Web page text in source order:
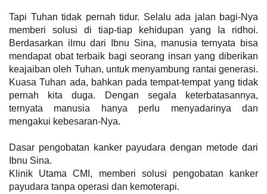
Tapi Tuhan tidak pernah tidur. Selalu ada jalan bagi-Nya
memberi solusi di tiap-tiap kehidupan yang Ia ridhoi.
Berdasarkan ilmu dari Ibnu Sina, manusia ternyata bisa
mendapat obat terbaik bagi seorang insan yang diberikan
keajaiban oleh Tuhan, untuk menyambung rantai generasi.
Kuasa Tuhan ada, bahkan pada tempat-tempat yang tidak
pernah kita duga. Dengan segala keterbatasannya,
ternyata manusia hanya perlu menyadarinya dan
mengakui kebesaran-Nya.
Dasar pengobatan kanker payudara dengan metode dari
Ibnu Sina.
Klinik Utama CMI, memberi solusi pengobatan kanker
payudara tanpa operasi dan kemoterapi.